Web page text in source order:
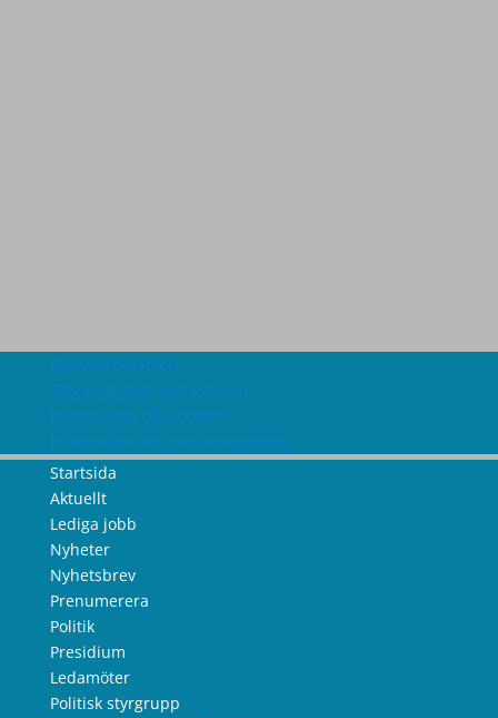
Om webbplatsen
Tillgänglighetsredogörelse
Information om cookies
Information om personuppgifter
Startsida
Aktuellt
Lediga jobb
Nyheter
Nyhetsbrev
Prenumerera
Politik
Presidium
Ledamöter
Politisk styrgrupp